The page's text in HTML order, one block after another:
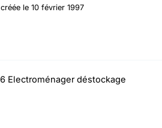
le 10 février 1997
Electroménager déstockage